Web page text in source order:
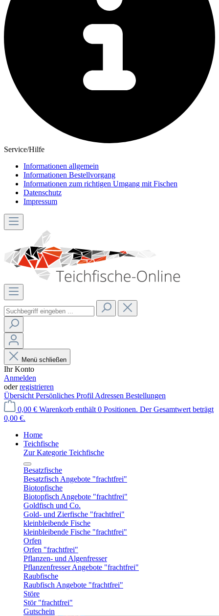
Service/Hilfe
Informationen allgemein
Informationen Bestellvorgang
Informationen zum richtigen Umgang mit Fischen
Datenschutz
Impressum
Menü schließen
Ihr Konto
Anmelden
oderregistrieren
Übersicht Persönliches Profil Adressen Bestellungen
0,00 € Warenkorb enthält 0 Positionen. Der Gesamtwert beträgt
0,00 €.
Home
Teichfische
Zur Kategorie Teichfische
Besatzfische
Besatzfisch Angebote "frachtfrei"
Biotopfische
Biotopfisch Angebote "frachtfrei"
Goldfisch und Co.
Gold- und Zierfische "frachtfrei"
kleinbleibende Fische
kleinbleibende Fische "frachtfrei"
Orfen
Orfen "frachtfrei"
Pflanzen- und Algenfresser
Pflanzenfresser Angebote "frachtfrei"
Raubfische
Raubfisch Angebote "frachtfrei"
Störe
Stör "frachtfrei"
Gutschein